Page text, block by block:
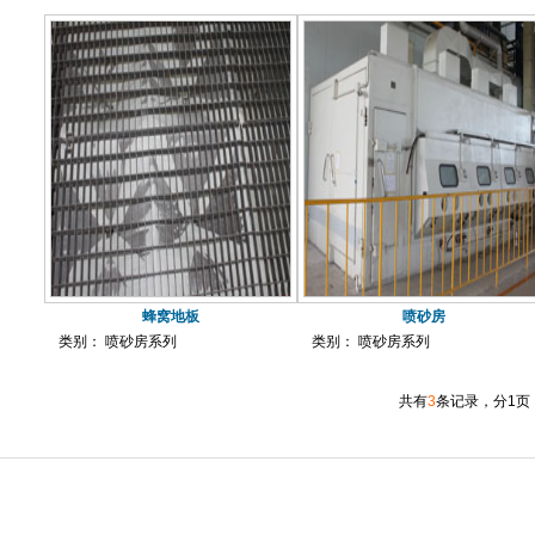
蜂窝地板
类别： 喷砂房系列
喷砂房
类别： 喷砂房系列
共有3条记录，分1